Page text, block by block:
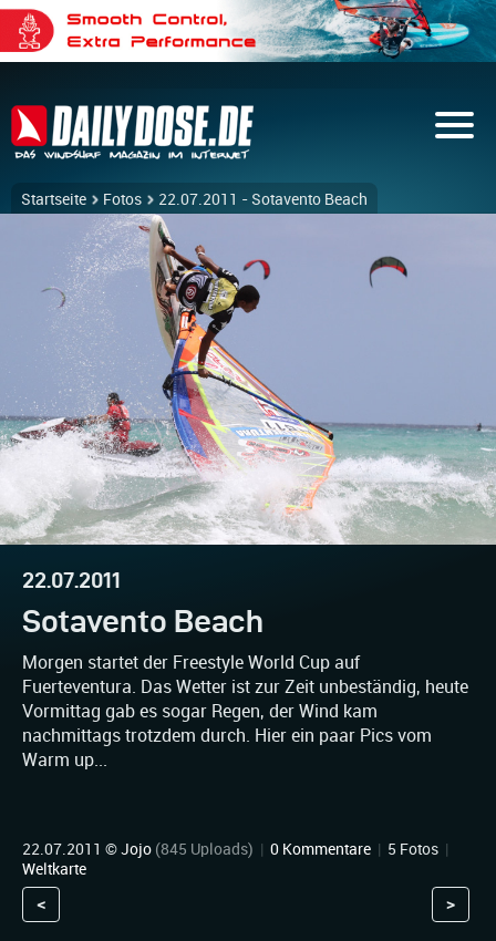
Startseite Fotos 22.07.2011 - Sotavento Beach
22.07.2011
Sotavento Beach
Morgen startet der Freestyle World Cup auf
Fuerteventura. Das Wetter ist zur Zeit unbeständig, heute
Vormittag gab es sogar Regen, der Wind kam
nachmittags trotzdem durch. Hier ein paar Pics vom
Warm up...
22.07.2011 ©Jojo (845 Uploads) | 0 Kommentare | 5 Fotos |
Weltkarte
< >